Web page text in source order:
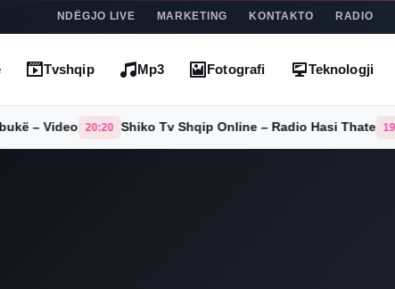
NDËGJO LIVE MARKETING KONTAKTO RADIO
Tvshqip Mp3 Fotografi Teknologji
Shiko Tv Shqip Online – Radio Hasi Thate 19:19 Për